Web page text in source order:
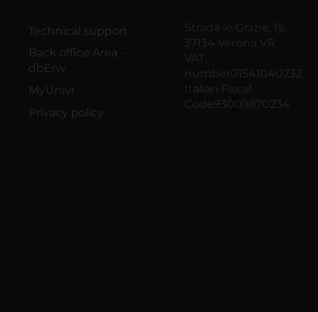
Technical support
Back office Area -
dbErw
MyUnivr
Privacy policy
Strada le Grazie, 15,
37134 Verona VR
VAT
number01541040232
Italian Fiscal
Code93009870234